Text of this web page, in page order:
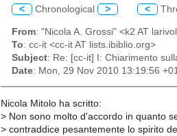
< Chronological > <
From: "Nicola A. Grossi" <k2 AT
To: cc-it <cc-it AT lists.ibiblio.org>
Subject: Re: [cc-it] I: Chiarimento
Date: Mon, 29 Nov 2010 13:19:56
Nicola Mitolo ha scritto:
> Non sono molto d'accordo in quanto
> contraddice pesantemente lo spirito